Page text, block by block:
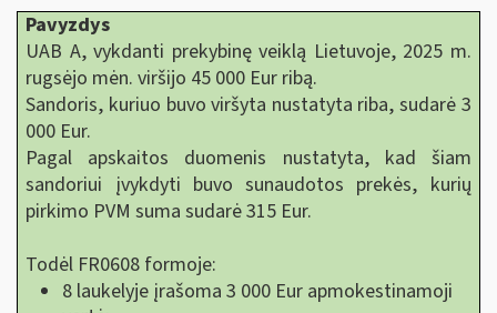
Pavyzdys
UAB A, vykdanti prekybinę veiklą Lietuvoje, 2025 m.
rugsėjo mėn. viršijo 45 000 Eur ribą.
Sandoris, kuriuo buvo viršyta nustatyta riba, sudarė 3
000 Eur.
Pagal apskaitos duomenis nustatyta, kad šiam
sandoriui įvykdyti buvo sunaudotos prekės, kurių
pirkimo PVM suma sudarė 315 Eur.
Todėl FR0608 formoje:
8 laukelyje įrašoma 3 000 Eur apmokestinamoji